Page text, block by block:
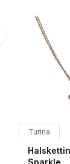
Turina
Sparkle